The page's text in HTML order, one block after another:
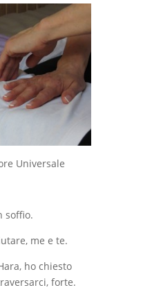
Universale
soffio.
me e te.
ho chiesto
forte.